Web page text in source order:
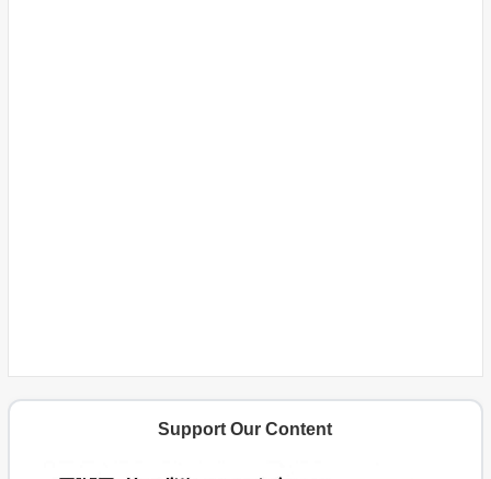
Support Our Content